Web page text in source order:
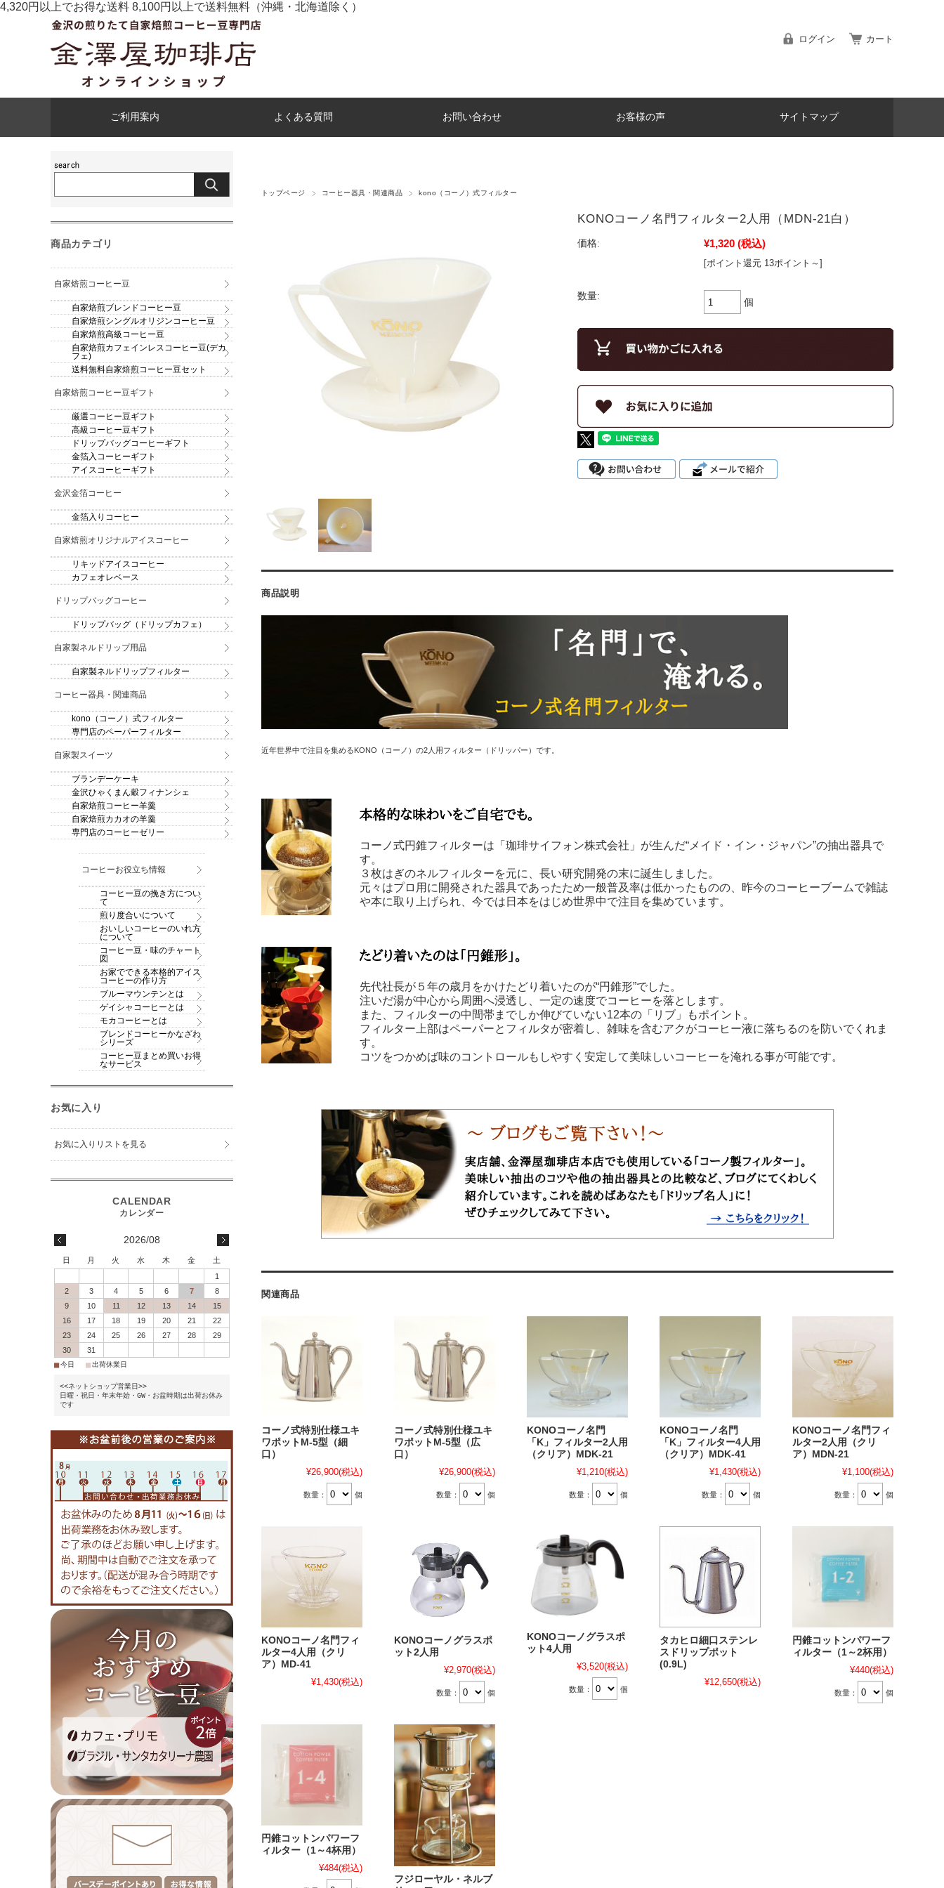
4,320円以上でお得な送料 8,100円以上で送料無料 （沖縄・北海道除く）
ログイン カート
ご利用案内 よくある質問 お問い合わせ お客様の声 サイトマップ
トップページ コーヒー器具・関連商品 kono（コーノ）式フィルター
KONOコーノ名門フィルター2人用（MDN-21白）
価格: ¥1,320 (税込)
[ポイント還元 13ポイント～]
数量:
個
商品説明
近年世界中で注目を集めるKONO（コーノ）の2人用フィルター（ドリッパー）です。
コーノ式円錐フィルターは「珈琲サイフォン株式会社」が生んだ“メイド・イン・ジャパン”の抽出器具で
す。
３枚はぎのネルフィルターを元に、長い研究開発の末に誕生しました。
元々はプロ用に開発された器具であったため一般普及率は低かったものの、昨今のコーヒーブームで雑誌
や本に取り上げられ、今では日本をはじめ世界中で注目を集めています。
先代社長が５年の歳月をかけたどり着いたのが“円錐形”でした。
注いだ湯が中心から周囲へ浸透し、一定の速度でコーヒーを落とします。
また、フィルターの中間帯までしか伸びていない12本の「リブ」もポイント。
フィルター上部はペーパーとフィルタが密着し、雑味を含むアクがコーヒー液に落ちるのを防いでくれま
す。
コツをつかめば味のコントロールもしやすく安定して美味しいコーヒーを淹れる事が可能です。
関連商品
コーノ式特別仕様ユキ
ワポットM-5型（細
口）
¥26,900(税込)
数量： 個
コーノ式特別仕様ユキ
ワポットM-5型（広
口）
¥26,900(税込)
数量： 個
KONOコーノ名門
「K」フィルター2人用
（クリア）MDK-21
¥1,210(税込)
数量： 個
KONOコーノ名門
「K」フィルター4人用
（クリア）MDK-41
¥1,430(税込)
数量： 個
KONOコーノ名門フィ
ルター2人用（クリ
ア）MDN-21
¥1,100(税込)
数量： 個
KONOコーノ名門フィ
ルター4人用（クリ
ア）MD-41
¥1,430(税込)
KONOコーノグラスポ
ット2人用
¥2,970(税込)
数量： 個
KONOコーノグラスポ
ット4人用
¥3,520(税込)
数量： 個
タカヒロ細口ステンレ
スドリップポット
(0.9L)
¥12,650(税込)
円錐コットンパワーフ
ィルター（1～2杯用）
¥440(税込)
数量： 個
円錐コットンパワーフ
ィルター（1～4杯用）
¥484(税込)
フジローヤル・ネルブ
商品カテゴリ
自家焙煎コーヒー豆
自家焙煎ブレンドコーヒー豆
自家焙煎シングルオリジンコーヒー豆
自家焙煎高級コーヒー豆
自家焙煎カフェインレスコーヒー豆(デカ
フェ)
送料無料自家焙煎コーヒー豆セット
自家焙煎コーヒー豆ギフト
厳選コーヒー豆ギフト
高級コーヒー豆ギフト
ドリップバッグコーヒーギフト
金箔入コーヒーギフト
アイスコーヒーギフト
金沢金箔コーヒー
金箔入りコーヒー
自家焙煎オリジナルアイスコーヒー
リキッドアイスコーヒー
カフェオレベース
ドリップバッグコーヒー
ドリップバッグ（ドリップカフェ）
自家製ネルドリップ用品
自家製ネルドリップフィルター
コーヒー器具・関連商品
kono（コーノ）式フィルター
専門店のペーパーフィルター
自家製スイーツ
ブランデーケーキ
金沢ひゃくまん穀フィナンシェ
自家焙煎コーヒー羊羹
自家焙煎カカオの羊羹
専門店のコーヒーゼリー
コーヒーお役立ち情報
コーヒー豆の挽き方につい
て
煎り度合いについて
おいしいコーヒーのいれ方
について
コーヒー豆・味のチャート
図
お家でできる本格的アイス
コーヒーの作り方
ブルーマウンテンとは
ゲイシャコーヒーとは
モカコーヒーとは
ブレンドコーヒーかなざわ
シリーズ
コーヒー豆まとめ買いお得
なサービス
お気に入り
お気に入りリストを見る
2026/08
日 月 火 水 木 金
土
1
2
3 4 5 6 7
8
9
10 11 12 13 14
15
16
17 18 19 20 21
22
23
24 25 26 27 28
29
30
31
■今日 ■出荷休業日
<<ネットショップ営業日>>
日曜・祝日・年末年始・GW・お盆時期は出荷お休み
です